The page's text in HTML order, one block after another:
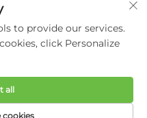
City HaiShang Electric
forbeholdes. -
to provide our services.
click Personalize
cookies
all